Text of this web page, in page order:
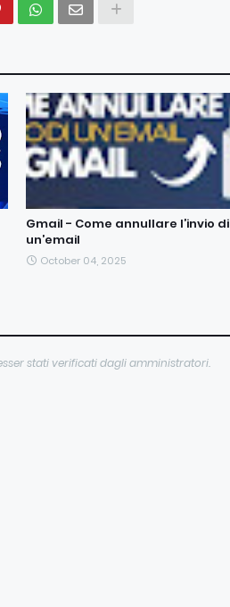
Gmail - Come annullare l’invio di
un’email
October 04, 2025
stati verificati dagli amministratori.